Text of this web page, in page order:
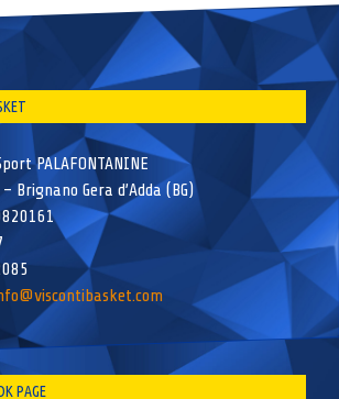
PALAFONTANINE
Brignano Gera d’Adda (BG)
PAGE